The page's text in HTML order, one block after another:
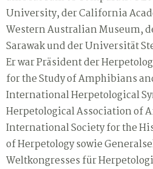
University, der California
Western Australian Museum,
Sarawak und der Universität
Er war Präsident der
for the Study of Amphibians
International Herpetological
Herpetological Association of
International Society for the
of Herpetology sowie
Weltkongresses für